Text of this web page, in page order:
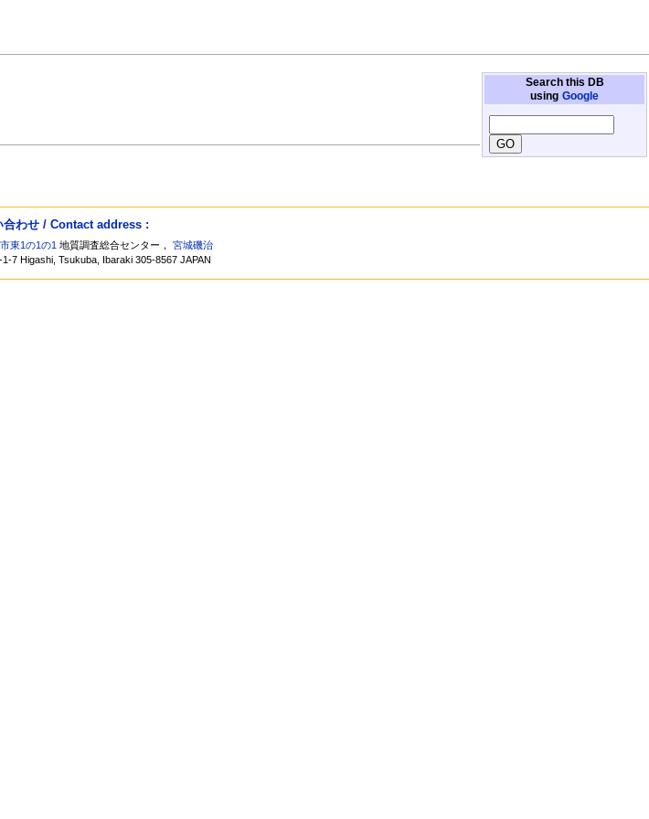
Search this DB
using Google
合わせ / Contact address :
東1の1の1 地質調査総合センター，宮城磯治
1-7 Higashi, Tsukuba, Ibaraki 305-8567 JAPAN